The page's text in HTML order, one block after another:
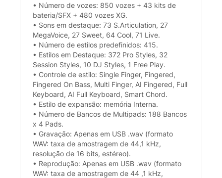
• Número de vozes: 850 vozes + 43 kits de
bateria/SFX + 480 vozes XG.
• Sons em destaque: 73 S.Articulation, 27
MegaVoice, 27 Sweet, 64 Cool, 71 Live.
• Número de estilos predefinidos: 415.
• Estilos em Destaque: 372 Pro Styles, 32
Session Styles, 10 DJ Styles, 1 Free Play.
• Controle de estilo: Single Finger, Fingered,
Fingered On Bass, Multi Finger, AI Fingered, Full
Keyboard, AI Full Keyboard, Smart Chord.
• Estilo de expansão: memória Interna.
• Número de Bancos de Multipads: 188 Bancos
x 4 Pads.
• Gravação: Apenas em USB .wav (formato
WAV: taxa de amostragem de 44,1 kHz,
resolução de 16 bits, estéreo).
• Reprodução: Apenas em USB .wav (formato
WAV: taxa de amostragem de 44 ,1 kHz,